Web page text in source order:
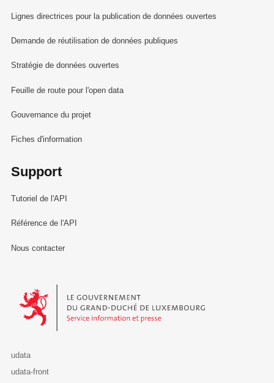
Lignes directrices pour la publication de données ouvertes
Demande de réutilisation de données publiques
Stratégie de données ouvertes
Feuille de route pour l'open data
Gouvernance du projet
Fiches d'information
Support
Tutoriel de l'API
Référence de l'API
Nous contacter
Le Gouvernement du Grand-Duché de Luxembourg - Service
udata
udata-front